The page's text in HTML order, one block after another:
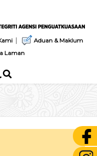
|
Aduan & Maklum
Laman